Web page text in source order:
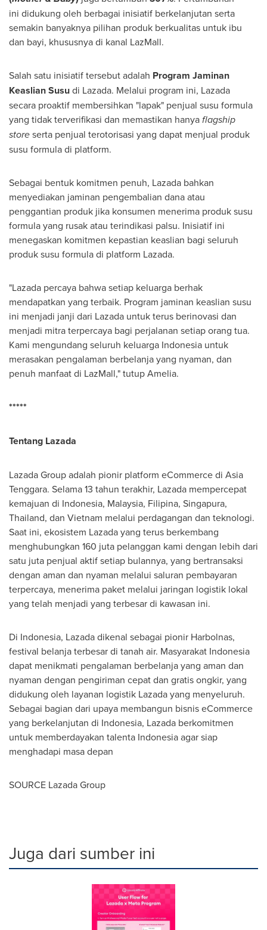
ini didukung oleh berbagai inisiatif berkelanjutan serta
semakin banyaknya pilihan produk berkualitas untuk ibu
dan bayi, khususnya di kanal LazMall.
Salah satu inisiatif tersebut adalah Program Jaminan
Keaslian Susudi Lazada. Melalui program ini, Lazada
secara proaktif membersihkan "lapak" penjual susu formula
yang tidak terverifikasi dan memastikan hanyaflagship
storeserta penjual terotorisasi yang dapat menjual produk
susu formula di platform.
Sebagai bentuk komitmen penuh, Lazada bahkan
menyediakan jaminan pengembalian dana atau
penggantian produk jika konsumen menerima produk susu
formula yang rusak atau terindikasi palsu. Inisiatif ini
menegaskan komitmen kepastian keaslian bagi seluruh
produk susu formula di platform Lazada.
"Lazada percaya bahwa setiap keluarga berhak
mendapatkan yang terbaik. Program jaminan keaslian susu
ini menjadi janji dari Lazada untuk terus berinovasi dan
menjadi mitra terpercaya bagi perjalanan setiap orang tua.
Kami mengundang seluruh keluarga Indonesia untuk
merasakan pengalaman berbelanja yang nyaman, dan
penuh manfaat di LazMall," tutup Amelia.
*****
Tentang Lazada
Lazada Group adalah pionir platform eCommerce di Asia
Tenggara. Selama 13 tahun terakhir, Lazada mempercepat
kemajuan di Indonesia, Malaysia, Filipina, Singapura,
Thailand, dan Vietnam melalui perdagangan dan teknologi.
Saat ini, ekosistem Lazada yang terus berkembang
menghubungkan 160 juta pelanggan kami dengan lebih dari
satu juta penjual aktif setiap bulannya, yang bertransaksi
dengan aman dan nyaman melalui saluran pembayaran
terpercaya, menerima paket melalui jaringan logistik lokal
yang telah menjadi yang terbesar di kawasan ini.
Di Indonesia, Lazada dikenal sebagai pionir Harbolnas,
festival belanja terbesar di tanah air. Masyarakat Indonesia
dapat menikmati pengalaman berbelanja yang aman dan
nyaman dengan pengiriman cepat dan gratis ongkir, yang
didukung oleh layanan logistik Lazada yang menyeluruh.
Sebagai bagian dari upaya membangun bisnis eCommerce
yang berkelanjutan di Indonesia, Lazada berkomitmen
untuk memberdayakan talenta Indonesia agar siap
menghadapi masa depan
SOURCE Lazada Group
Juga dari sumber ini